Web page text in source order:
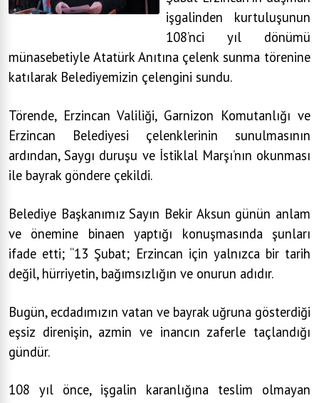
işgalinden kurtuluşunun
108’nci yıl dönümü
münasebetiyle Atatürk Anıtına çelenk sunma törenine
katılarak Belediyemizin çelengini sundu.
Törende, Erzincan Valiliği, Garnizon Komutanlığı ve
Erzincan Belediyesi çelenklerinin sunulmasının
ardından, Saygı duruşu ve İstiklal Marşı’nın okunması
ile bayrak göndere çekildi.
Belediye Başkanımız Sayın Bekir Aksun günün anlam
ve önemine binaen yaptığı konuşmasında şunları
ifade etti; “13 Şubat; Erzincan için yalnızca bir tarih
değil, hürriyetin, bağımsızlığın ve onurun adıdır.
Bugün, ecdadımızın vatan ve bayrak uğruna gösterdiği
eşsiz direnişin, azmin ve inancın zaferle taçlandığı
gündür.
108 yıl önce, işgalin karanlığına teslim olmayan